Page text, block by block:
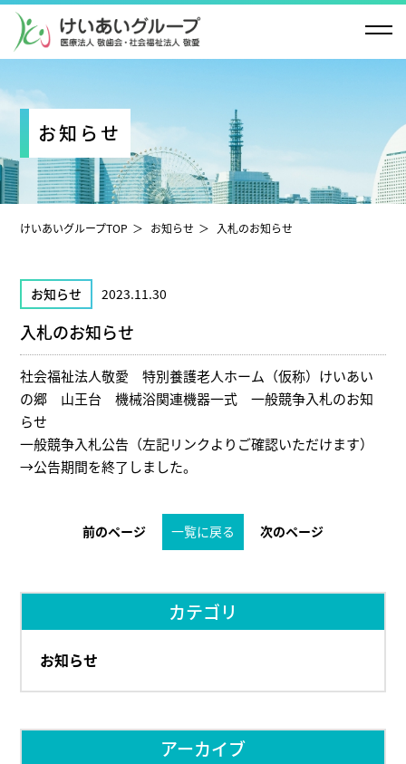
お知らせ
けいあいグループTOP お知らせ 入札のお知らせ
お知らせ 2023.11.30
入札のお知らせ
社会福祉法人敬愛 特別養護老人ホーム（仮称）けいあい
の郷 山王台 機械浴関連機器一式 一般競争入札のお知
らせ
一般競争入札公告（左記リンクよりご確認いただけます）
→公告期間を終了しました。
前のページ 一覧に戻る 次のページ
カテゴリ
お知らせ
アーカイブ